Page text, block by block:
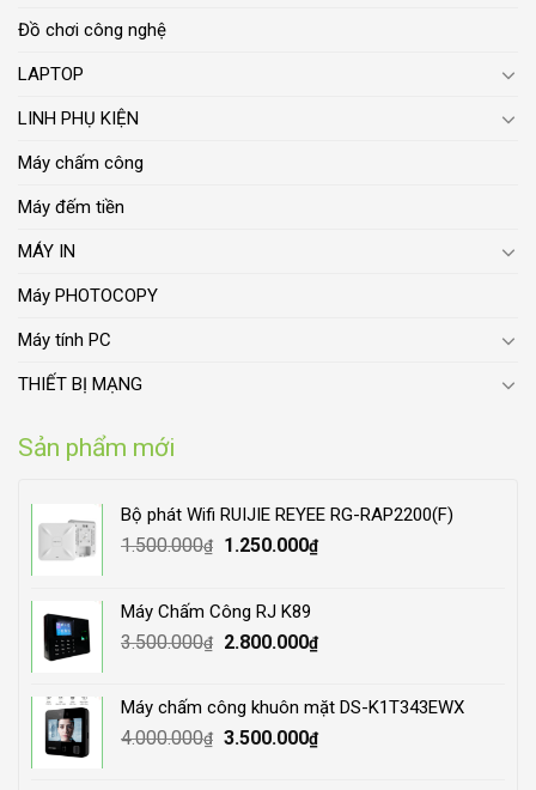
Đồ chơi công nghệ
LAPTOP
LINH PHỤ KIỆN
Máy chấm công
Máy đếm tiền
MÁY IN
Máy PHOTOCOPY
Máy tính PC
THIẾT BỊ MẠNG
Sản phẩm mới
Bộ phát Wifi RUIJIE REYEE RG-RAP2200(F)
1.500.000₫
Original
1.500.000₫.
1.250.000₫Current
Máy Chấm Công RJ K89
3.500.000₫
Original
3.500.000₫.
2.800.000₫Current
2.800.000₫.
Máy chấm công khuôn mặt DS-K1T343EWX
4.000.000₫ Original
3.500.000₫Current